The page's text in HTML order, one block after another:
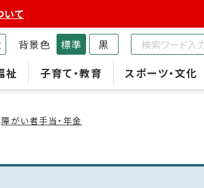
いて
祉 子育て・教育 スポーツ・文化
背景色 標準 黒
障がい者手当・年金